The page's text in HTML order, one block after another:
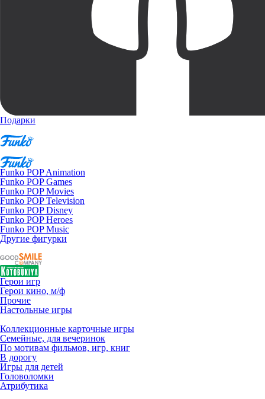
Подарки
Funko POP Animation
Funko POP Games
Funko POP Movies
Funko POP Television
Funko POP Disney
Funko POP Heroes
Funko POP Music
Другие фигурки
Герои игр
Герои кино, м/ф
Прочие
Настольные игры
Коллекционные карточные игры
Семейные, для вечеринок
По мотивам фильмов, игр, книг
В дорогу
Игры для детей
Головоломки
Атрибутика